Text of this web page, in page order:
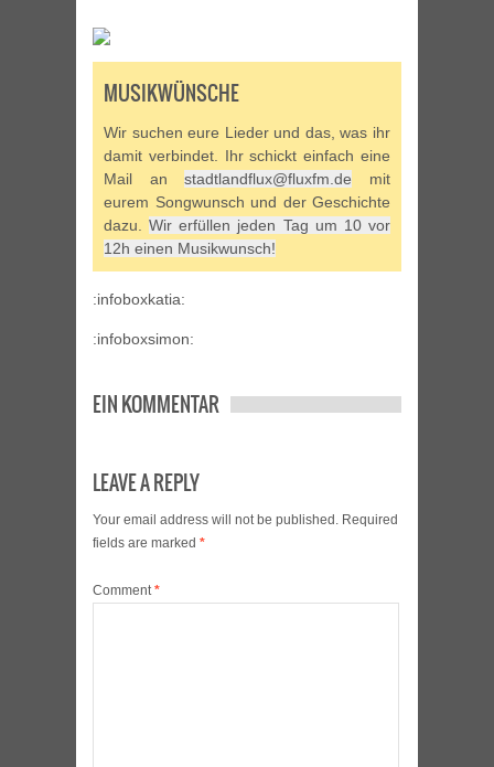
MUSIKWÜNSCHE
Wir suchen eure Lieder und das, was ihr
damit verbindet. Ihr schickt einfach eine
Mail anstadtlandflux@fluxfm.de mit
eurem Songwunsch und der Geschichte
dazu.Wir erfüllen jeden Tag um 10 vor
12h einen Musikwunsch!
:infoboxkatia:
:infoboxsimon:
EIN KOMMENTAR
LEAVE A REPLY
Your email address will not be published. Required
fields are marked *
Comment*